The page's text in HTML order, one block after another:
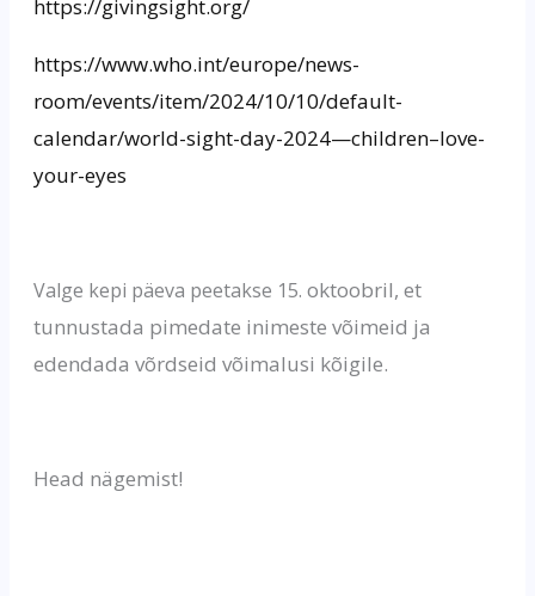
https://givingsight.org/
https://www.who.int/europe/news-
room/events/item/2024/10/10/default-
calendar/world-sight-day-2024—children–love-
your-eyes
Valge kepi päeva peetakse 15. oktoobril, et
tunnustada pimedate inimeste võimeid ja
edendada võrdseid võimalusi kõigile.
Head nägemist!